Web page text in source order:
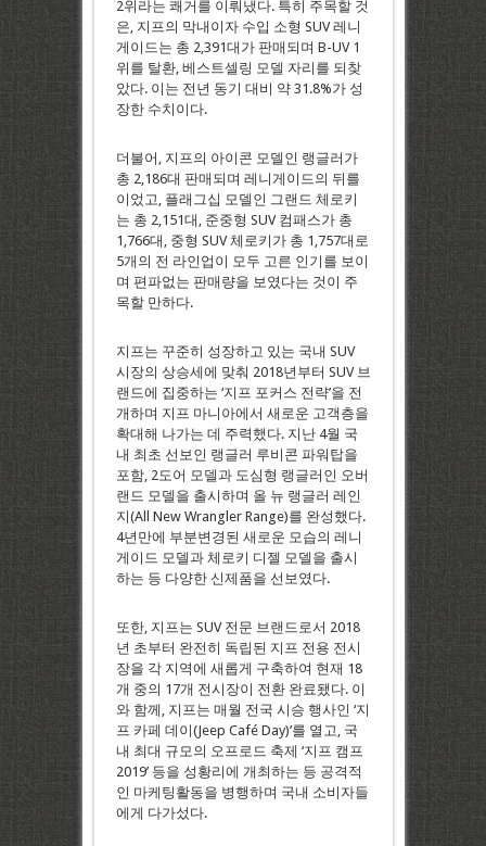
2위라는 쾌거를 이뤄냈다. 특히 주목할 것
은, 지프의 막내이자 수입 소형 SUV 레니
게이드는 총 2,391대가 판매되며 B-UV 1
위를 탈환, 베스트셀링 모델 자리를 되찾
았다. 이는 전년 동기 대비 약 31.8%가 성
장한 수치이다.
더불어, 지프의 아이콘 모델인 랭글러가
총 2,186대 판매되며 레니게이드의 뒤를
이었고, 플래그십 모델인 그랜드 체로키
는 총 2,151대, 준중형 SUV 컴패스가 총
1,766대, 중형 SUV 체로키가 총 1,757대로
5개의 전 라인업이 모두 고른 인기를 보이
며 편파없는 판매량을 보였다는 것이 주
목할 만하다.
지프는 꾸준히 성장하고 있는 국내 SUV
시장의 상승세에 맞춰 2018년부터 SUV 브
랜드에 집중하는 ‘지프 포커스 전략’을 전
개하며 지프 마니아에서 새로운 고객층을
확대해 나가는 데 주력했다. 지난 4월 국
내 최초 선보인 랭글러 루비콘 파워탑을
포함, 2도어 모델과 도심형 랭글러인 오버
랜드 모델을 출시하며 올 뉴 랭글러 레인
지(All New Wrangler Range)를 완성했다.
4년만에 부분변경된 새로운 모습의 레니
게이드 모델과 체로키 디젤 모델을 출시
하는 등 다양한 신제품을 선보였다.
또한, 지프는 SUV 전문 브랜드로서 2018
년 초부터 완전히 독립된 지프 전용 전시
장을 각 지역에 새롭게 구축하여 현재 18
개 중의 17개 전시장이 전환 완료됐다. 이
와 함께, 지프는 매월 전국 시승 행사인 ‘지
프 카페 데이(Jeep Café Day)’를 열고, 국
내 최대 규모의 오프로드 축제 ‘지프 캠프
2019’ 등을 성황리에 개최하는 등 공격적
인 마케팅활동을 병행하며 국내 소비자들
에게 다가섰다.